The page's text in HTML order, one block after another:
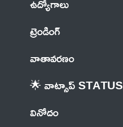
ట్రెండింగ్
వాతావరణం
🌟 వాట్సాప్ STATUS
వినోదం